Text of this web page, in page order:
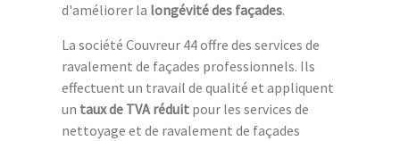
d'améliorer la longévité des façades.
La société Couvreur 44 offre des services de
ravalement de façades professionnels. Ils
effectuent un travail de qualité et appliquent
un taux de TVA réduit pour les services de
nettoyage et de ravalement de façades